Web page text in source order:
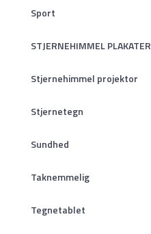
Sport
STJERNEHIMMEL PLAKATER
Stjernehimmel projektor
Stjernetegn
Sundhed
Taknemmelig
Tegnetablet